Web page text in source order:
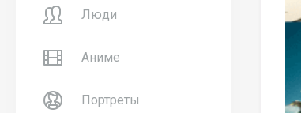
Люди
Аниме
Портреты